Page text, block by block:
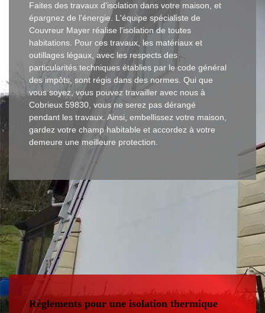
Faites des travaux d'isolation dans votre maison, et
épargnez de l'énergie. L'équipe spécialiste de
Couvreur Mayer réalise l'isolation de toutes
habitations. Pour ces travaux, les matériaux et
outillages légaux, avec les respects des
particularités techniques établies par le code général
des impôts, sont régis dans des normes. Qui que
vous soyez, vous pouvez travailler avec nous à
Cobrieux 59830, vous ne serez pas dérangé
pendant les travaux. Ainsi, embellissez votre maison,
gardez votre champ habitable et accordez à votre
demeure une meilleure protection.
Règlements pour une isolation thermique